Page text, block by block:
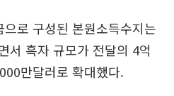
로 구성된 본원소득수지는
서 흑자 규모가 전달의 4억
만달러로 확대했다.